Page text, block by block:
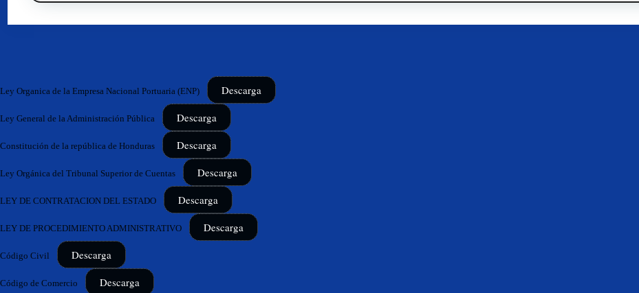
Ley Organica de la Empresa Nacional Portuaria (ENP) Descarga
Ley General de la Administración Pública Descarga
Constitución de la república de Honduras Descarga
Ley Orgánica del Tribunal Superior de Cuentas Descarga
LEY DE CONTRATACION DEL ESTADO Descarga
LEY DE PROCEDIMIENTO ADMINISTRATIVO Descarga
Código Civil Descarga
Código de Comercio Descarga